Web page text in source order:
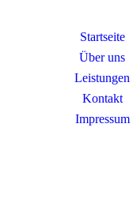
Startseite
Über uns
Leistungen
Kontakt
Impressum